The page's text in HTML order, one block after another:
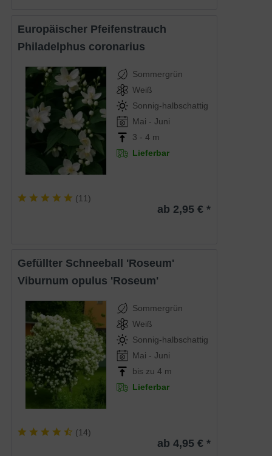
Europäischer Pfeifenstrauch
Philadelphus coronarius
Sommergrün
Weiß
Sonnig-halbschattig
Mai - Juni
3 - 4 m
Lieferbar
(11)
ab 2,95 € *
Gefüllter Schneeball 'Roseum'
Viburnum opulus 'Roseum'
Sommergrün
Weiß
Sonnig-halbschattig
Mai - Juni
bis zu 4 m
Lieferbar
(14)
ab 4,95 € *